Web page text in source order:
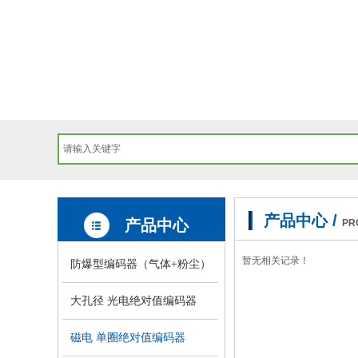
产品中心 产品中心 /
暂无相关记录！
防爆型编码器（气体+粉尘）
大孔径 光电绝对值编码器
磁电 单圈绝对值编码器